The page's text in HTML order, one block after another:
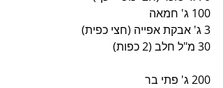
100 ג' חמאה
3 ג' אבקת אפייה (חצי כפית)
30 מ"ל חלב (2 כפות)
200 ג' פתי בר